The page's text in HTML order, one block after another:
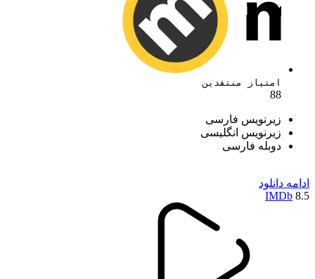
امتیاز منتقدین
88
زیرنویس فارسی
زیرنویس انگلیسی
دوبله فارسی
ادامه دانلود
8.5
IMDb